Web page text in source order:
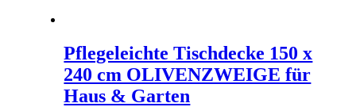
Pflegeleichte Tischdecke 150 x
240 cm OLIVENZWEIGE für
Haus & Garten